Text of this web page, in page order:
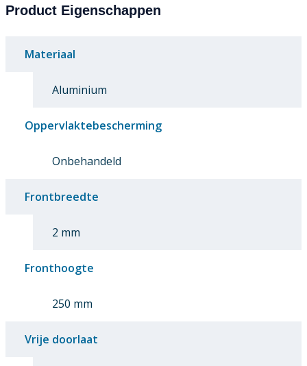
Product Eigenschappen
Materiaal
Aluminium
Oppervlaktebescherming
Onbehandeld
Frontbreedte
2 mm
Fronthoogte
250 mm
Vrije doorlaat